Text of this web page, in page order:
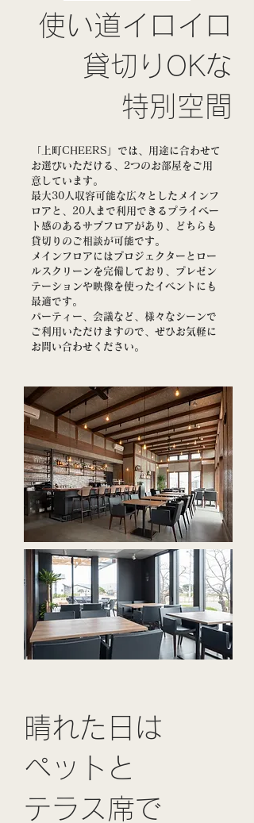
使い道イロイロ
​貸切りOKな
特別空間
「上町CHEERS」では、用途に合わせて
お選びいただける、2つのお部屋をご用
意しています。
最大30人収容可能な広々とした メインフ
ロアと、20人まで利用できるプライベー
ト感のあるサブフロアがあり、どちらも
貸切りのご相談が可能です。
メインフロアにはプロジェクターとロー
ルスクリーンを完備しており、プレゼン
テーションや映像を使ったイベントにも
最適です。
パーティー、会議など、様々なシーンで
ご利用いただけますので、ぜひお気軽に
お問い合わせください。
​晴れた日は
​ペットと
テラス席で